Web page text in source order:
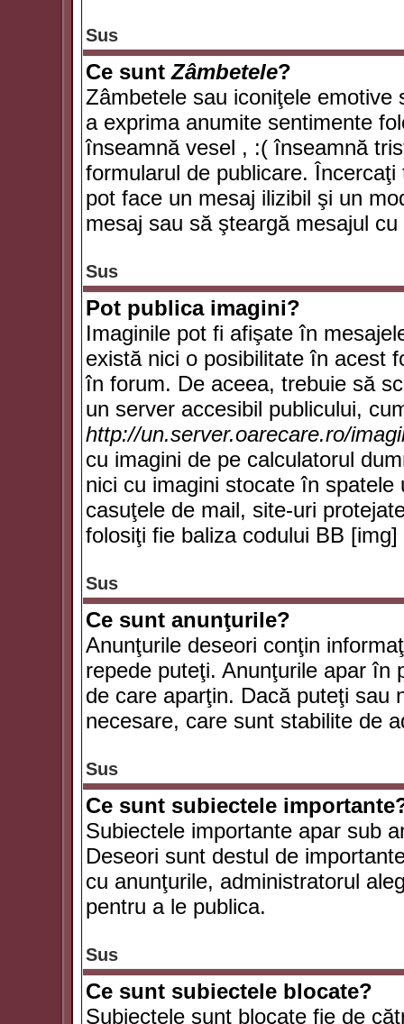
Sus
Ce suntZâmbetele?
Zâmbetele sau iconiţele
a exprima anumite sentimente
înseamnă vesel , :( înseamnă
formularul de publicare.
pot face un mesaj ilizibil şi un
mesaj sau să şteargă mesajul cu
Sus
Pot publica imagini?
Imaginile pot fi afişate în
există nici o posibilitate în acest
în forum. De aceea, trebuie să
un server accesibil publicului,
http://un.server.oarecare.ro/
cu imagini de pe calculatorul
nici cu imagini stocate în
casuţele de mail, site-uri
folosiţi fie baliza codului BB
Sus
Ce sunt anunţurile?
Anunţurile deseori conţin
repede puteţi. Anunţurile apar în
de care aparţin. Dacă puteţi sau
necesare, care sunt stabilite de
Sus
Ce sunt subiectele
Subiectele importante apar sub
Deseori sunt destul de
cu anunţurile, administratorul
pentru a le publica.
Sus
Ce sunt subiectele blocate?
Subiectele sunt blocate fie de